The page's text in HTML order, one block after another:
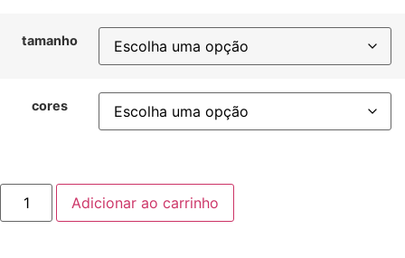
tamanho
cores
Adicionar ao carrinho